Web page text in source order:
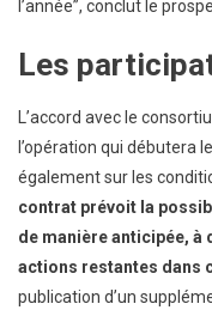
l’année”, conclut le
Les
L’accord avec le
l’opération qui débutera
également sur les
contrat prévoit la
de manière anticipée, à
actions restantes dans
publication d’un